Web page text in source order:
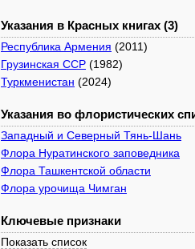
Указания в Красных книгах (3)
Республика Армения (2011)
Грузинская ССР (1982)
Туркменистан (2024)
Указания во флористических
Западный и Северный Тянь-Шань
Флора Нуратинского заповедника
Флора Ташкентской области
Флора урочища Чимган
Ключевые признаки
Показать список